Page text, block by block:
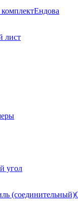
Ендова
лист
угол
(соединительный)